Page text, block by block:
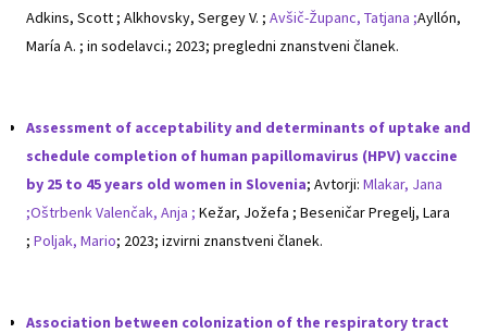
Adkins, Scott ; Alkhovsky, Sergey V. ; Avšič-Županc, Tatjana ;Ayllón,
María A. ; in sodelavci.; 2023; pregledni znanstveni članek.
Assessment of acceptability and determinants of uptake and
schedule completion of human papillomavirus (HPV) vaccine
by 25 to 45 years old women in Slovenia; Avtorji: Mlakar, Jana
;Oštrbenk Valenčak, Anja ; Kežar, Jožefa ; Beseničar Pregelj, Lara
; Poljak, Mario; 2023; izvirni znanstveni članek.
Association between colonization of the respiratory tract